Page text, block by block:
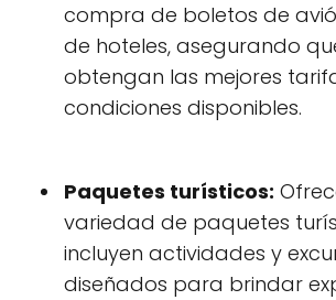
compra de boletos de
de hoteles, asegurando
obtengan las mejores
condiciones disponibles.
Paquetes turísticos:
variedad de paquetes
incluyen actividades y
diseñados para brindar